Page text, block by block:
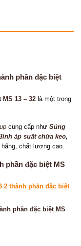
phần đặc biệt
MS 13 – 32 là một trong
cung cấp như Súng
áp suất chứa keo,
chất lượng cao.
phần đặc biệt MS
2 thành phần đặc biệt
phần đặc biệt MS